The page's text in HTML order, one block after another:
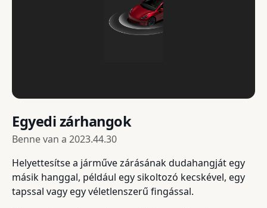
Egyedi zárhangok
Benne van a 2023.44.30
Helyettesítse a járműve zárásának dudahangját egy
másik hanggal, például egy sikoltozó kecskével, egy
tapssal vagy egy véletlenszerű fingással.